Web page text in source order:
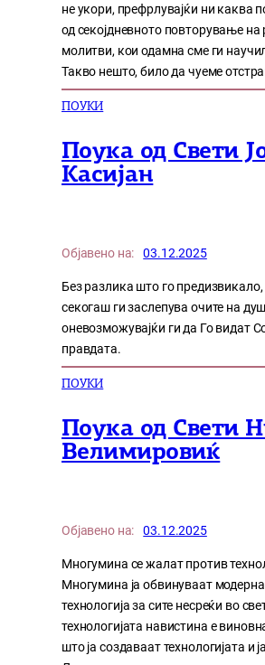
не укори, префрлувајќи ни каква
од секојдневното повторување на
молитви, кои одамна сме ги
Такво нешто, било да чуеме
ПОУКИ
Поука од Свети
Касијан
Објавено на: 03.12.2025
Без разлика што го предизвикало,
секогаш ги заслепува очите на
оневозможувајќи ги да Го видат
правдата.
ПОУКИ
Поука од Свети
Велимировиќ
Објавено на: 03.12.2025
Многумина се жалат против
Многумина ја обвинуваат
технологија за сите несреќи во
технологијата навистина е
што ја создаваат технологијата и